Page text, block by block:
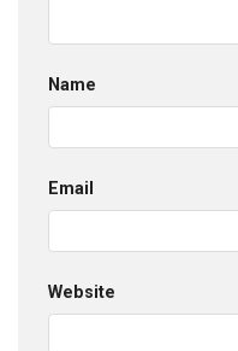
Name
Email
Website